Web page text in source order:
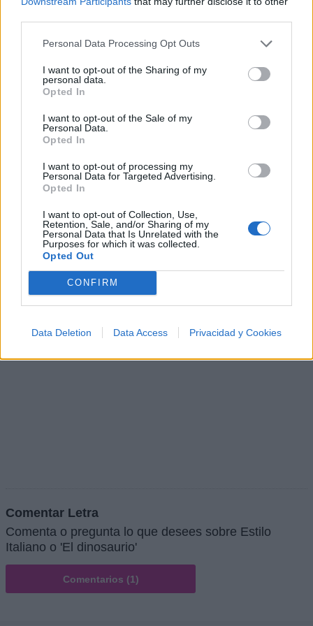
Personal Data Processing Opt Outs
I want to opt-out of the Sharing of my
personal data.
Opted In
I want to opt-out of the Sale of my
Personal Data.
Opted In
I want to opt-out of processing my
Personal Data for Targeted Advertising.
Opted In
I want to opt-out of Collection, Use,
Retention, Sale, and/or Sharing of my
Personal Data that Is Unrelated with the
Purposes for which it was collected.
Opted Out
CONFIRM
Data Deletion Data Access Privacidad y Cookies
Biografía Ranking Fotos Foro
Ranking de Estilo Italiano
Estilo Italianono está entre los 500 artistas más
apoyados y visitados de esta semana.
¿Apoyar a Estilo Italiano?
Ranking de Estilo Italiano TOP Música
Comentar Letra
Comenta o pregunta lo que desees sobre Estilo
Italiano o 'El dinosaurio'
Comentarios (1)